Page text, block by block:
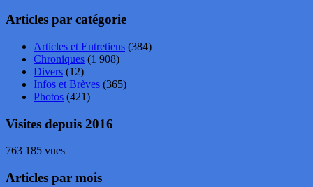
Articles par catégorie
Articles et Entretiens (384)
Chroniques (1 908)
Divers (12)
Infos et Brèves (365)
Photos (421)
Visites depuis 2016
763 185 vues
Articles par mois